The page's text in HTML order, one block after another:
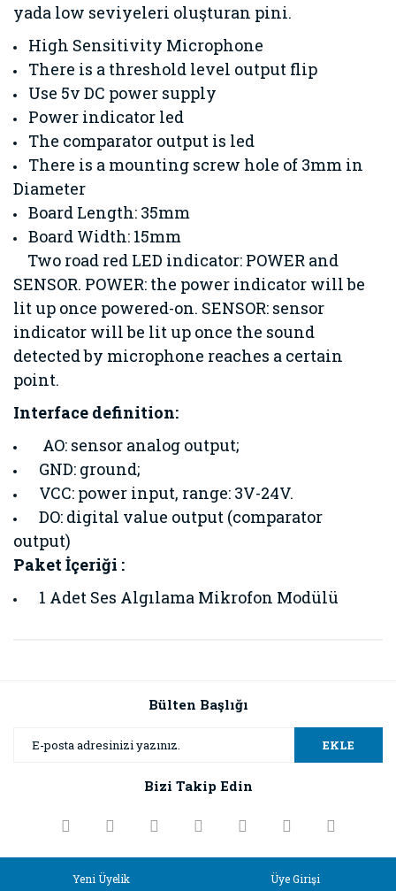
yada low seviyeleri oluşturan pini.
High Sensitivity Microphone
There is a threshold level output flip
Use 5v DC power supply
Power indicator led
The comparator output is led
There is a mounting screw hole of 3mm in
Diameter
Board Length: 35mm
Board Width: 15mm
Two road red LED indicator: POWER and
SENSOR. POWER: the power indicator will be
lit up once powered-on. SENSOR: sensor
indicator will be lit up once the sound
detected by microphone reaches a certain
point.
Interface definition:
AO: sensor analog output;
GND: ground;
VCC: power input, range: 3V-24V.
DO: digital value output (comparator
output)
Paket İçeriği :
1 Adet Ses Algılama Mikrofon Modülü
Görüş ve önerileriniz için teşekkür ederiz.
Ürün resmi kalitesiz, bozuk veya görüntülenemiyor.
Ürün bilgilerinde hatalar bulunuyor.
Bülten Başlığı
EKLE
Bizi Takip Edin
Yeni Üyelik Üye Girişi